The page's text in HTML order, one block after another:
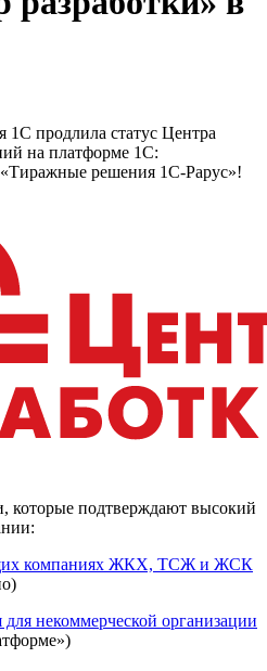
1С продлила статус Центра
на платформе 1С:
решения 1С-Рарус»!
которые подтверждают высокий
компаниях ЖКХ, ТСЖ и ЖСК
некоммерческой организации